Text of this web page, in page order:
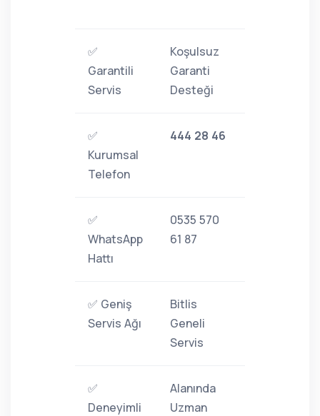
✅
Garantili
Servis
Koşulsuz
Garanti
Desteği
✅
Kurumsal
Telefon
444 28 46
✅
WhatsApp
Hattı
0535 570
61 87
✅ Geniş
Servis Ağı
Bitlis
Geneli
Servis
✅
Deneyimli
Alanında
Uzman